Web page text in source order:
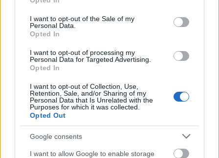
use your data for below specified purposes in below Google
consent section.
I want to opt-out of the Sale of my
Personal Data.
Opted In
I want to opt-out of processing my
Personal Data for Targeted Advertising.
Opted In
I want to opt-out of Collection, Use,
Retention, Sale, and/or Sharing of my
Personal Data that Is Unrelated with the
Purposes for which it was collected.
Opted Out
Google consents
I want to allow Google to enable storage
„Csonka évadot zárni nem felemelő
érzés"
mtothorsi•2020. július 15.
Megtartotta évadzáró társulati ülését a Tomcsa
Sándor Színház. A világjárvány próbára tette az